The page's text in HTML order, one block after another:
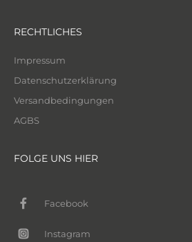
RECHTLICHES
Impressum
Datenschutzerklärung
Versandbedingungen
AGBS
FOLGE UNS HIER
Facebook
Instagram